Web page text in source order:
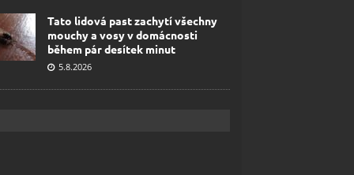
Tato lidová past zachytí všechny
mouchy a vosy v domácnosti
během pár desítek minut
5.8.2026